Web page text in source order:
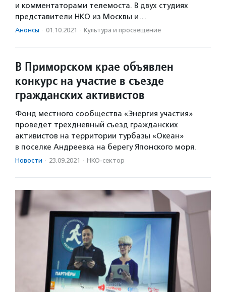
и комментаторами телемоста. В двух студиях
представители НКО из Москвы и…
Анонсы · 01.10.2021 · Культура и просвещение
В Приморском крае объявлен
конкурс на участие в съезде
гражданских активистов
Фонд местного сообщества «Энергия участия»
проведет трехдневный съезд гражданских
активистов на территории турбазы «Океан»
в поселке Андреевка на берегу Японского моря.
Новости · 23.09.2021 · НКО-сектор